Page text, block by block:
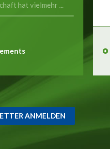
hat vielmehr ...
ANMELDEN